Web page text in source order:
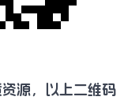
源，以上二维码